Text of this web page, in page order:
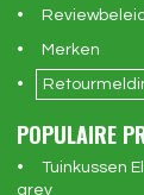
Reviewbeleid
Merken
POPULAIRE
Tuinkussen
grey